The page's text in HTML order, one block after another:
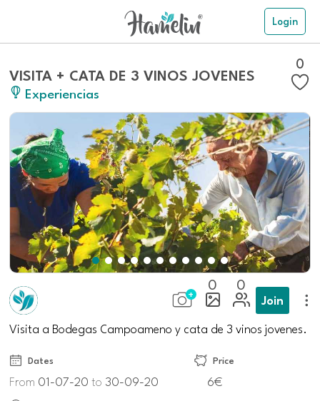
Login
VISITA + CATA DE 3 VINOS JOVENES
Experiencias
0
0 0
Join
Visita a Bodegas Campoameno y cata de 3 vinos jovenes.
Dates
From 01-07-20to 30-09-20
Price
6€